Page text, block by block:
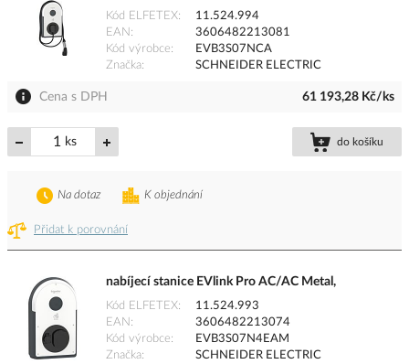
Kód ELFETEX
11.524.994
EAN
3606482213081
Kód výrobce
EVB3S07NCA
Značka
SCHNEIDER ELECTRIC
Cena s DPH 61 193,28 Kč/ks
ks do košíku
Přidat k porovnání
K objednání
Na dotaz
nabíjecí stanice EVlink Pro AC/AC Metal,
Kód ELFETEX
11.524.993
EAN
3606482213074
Kód výrobce
EVB3S07N4EAM
Značka
SCHNEIDER ELECTRIC